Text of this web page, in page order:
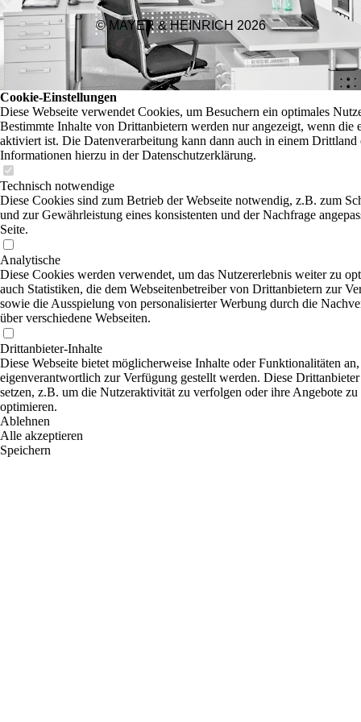
© MAYER & HEINRICH 2026
Cookie-Einstellungen
Diese Webseite verwendet Cookies, um Besuchern ein optimales
Bestimmte Inhalte von Drittanbietern werden nur angezeigt, wenn die
aktiviert ist. Die Datenverarbeitung kann dann auch in einem Drittland
Informationen hierzu in der Datenschutzerklärung.
Technisch notwendige
Diese Cookies sind zum Betrieb der Webseite notwendig, z.B. zum
und zur Gewährleistung eines konsistenten und der Nachfrage
Seite.
Analytische
Diese Cookies werden verwendet, um das Nutzererlebnis weiter zu
auch Statistiken, die dem Webseitenbetreiber von Drittanbietern zur
sowie die Ausspielung von personalisierter Werbung durch die
über verschiedene Webseiten.
Drittanbieter-Inhalte
Diese Webseite bietet möglicherweise Inhalte oder Funktionalitäten
eigenverantwortlich zur Verfügung gestellt werden. Diese
setzen, z.B. um die Nutzeraktivität zu verfolgen oder ihre Angebote zu
optimieren.
Ablehnen
Alle akzeptieren
Speichern